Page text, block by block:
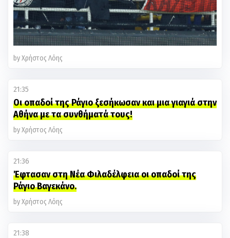
by Χρήστος Λόης
21:35
Οι οπαδοί της Ράγιο ξεσήκωσαν και μια γιαγιά στην
Αθήνα με τα συνθήματά τους!
by Χρήστος Λόης
21:36
Έφτασαν στη Νέα Φιλαδέλφεια οι οπαδοί της
Ράγιο Βαγεκάνο.
by Χρήστος Λόης
21:38